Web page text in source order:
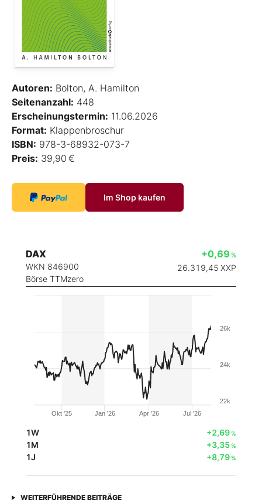
Autoren: Bolton, A. Hamilton
Seitenanzahl: 448
Erscheinungstermin: 11.06.2026
Format: Klappenbroschur
ISBN: 978-3-68932-073-7
Preis: 39,90 €
Im Shop kaufen
DAX
WKN 846900
Börse TTMzero
+0,69 %
26.319,45 XXP
Okt '25 Jan '26 Apr '26 Jul '26
22k
24k
26k
1W +2,69%
1M +3,35%
1J +8,79%
WEITERFÜHRENDE BEITRÄGE